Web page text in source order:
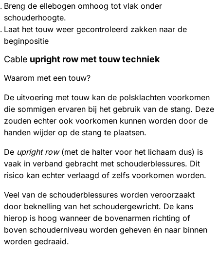
Breng de ellebogen omhoog tot vlak onder
schouderhoogte.
Laat het touw weer gecontroleerd zakken naar de
beginpositie
Cable upright row met touw techniek
Waarom met een touw?
De uitvoering met touw kan de polsklachten voorkomen
die sommigen ervaren bij het gebruik van de stang. Deze
zouden echter ook voorkomen kunnen worden door de
handen wijder op de stang te plaatsen.
De upright row (met de halter voor het lichaam dus) is
vaak in verband gebracht met schouderblessures. Dit
risico kan echter verlaagd of zelfs voorkomen worden.
Veel van de schouderblessures worden veroorzaakt
door beknelling van het schoudergewricht. De kans
hierop is hoog wanneer de bovenarmen richting of
boven schouderniveau worden geheven én naar binnen
worden gedraaid.